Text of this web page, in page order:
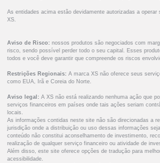
As entidades acima estão devidamente autorizadas a
XS.
Aviso de Risco: nossos produtos são negociados com
risco, sendo possível perder todo o seu capital. Esses
todos e você deve garantir que compreende os riscos
Restrições Regionais: A marca XS não oferece seus
como EUA, Irã e Coreia do Norte.
Aviso legal: A XS não está realizando nenhuma ação que
serviços financeiros em países onde tais ações seriam
locais.
As informações contidas neste site não são direcionadas a
jurisdição onde a distribuição ou uso dessas informações
conteúdo não constitui aconselhamento de investimento,
realização de qualquer serviço financeiro ou atividade de
Além disso, este site oferece opções de tradução para
acessibilidade.